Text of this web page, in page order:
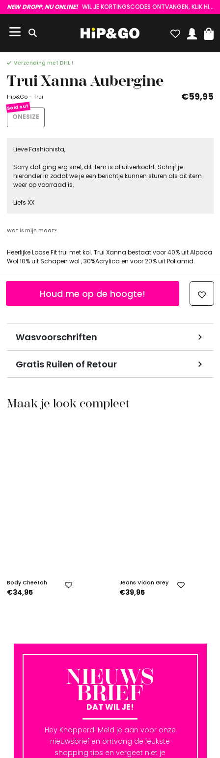
NEW DROPP, NU ONLINE! WIL JE KORTINGSCODES ONTVANGEN, KLIK HIER :)
Verzending met DHL !
Trui Xanna Aubergine
Hip&Go - Trui €59,95
ONESIZE
Lieve Fashionista,
Sorry dat ging erg snel, dit item is al uitverkocht. Schrijf je
hieronder in zodat we je een berichtje kunnen sturen als dit item
weer op voorraad is.
Liefs XX
Wat is mijn maat?
Heerlijke Loose Fit trui met kol. Trui Xanna bestaat voor 40% uit Alpaca
Wol 10% uit Schapen wol , 30%Acrylica en voor 20% uit Poliamid.
Wasvoorschriften
Gratis Ruilen of Retour
Houd me op de hoogte!
Maak je look compleet
Body Cheetah
€34,95
Jeans Viaan Grey
€39,95
NIEUWS
BRIEF
DAT WIL JE!
Hey Knapperd! Meld je aan voor onze
nieuwsbrief en ontvang de leukste
shopping tips en vergeet niet je